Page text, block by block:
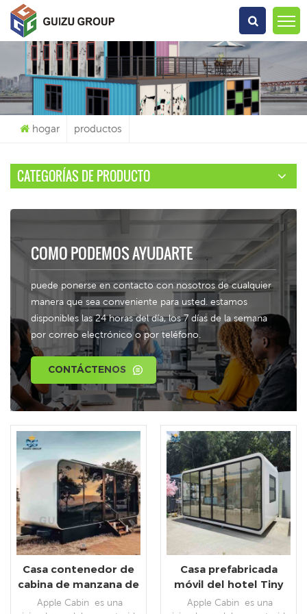
Qué Estás Buscando?
hogar productos
CATEGORÍAS DE PRODUCTO
COMO PODEMOS AYUDARTE
puede ponerse en contacto con nosotros de cualquier
manera que sea conveniente para usted. estamos
disponibles las 24 horas del día, los 7 días de la semana
por correo electrónico o por teléfono.
CONTÁCTENOS
Casa contenedor de
cabina de manzana de
lujo de alta calidad
Apple Cabin es una
Casa prefabricada
móvil del hotel Tiny
Apple Cabin
Apple Cabin es una